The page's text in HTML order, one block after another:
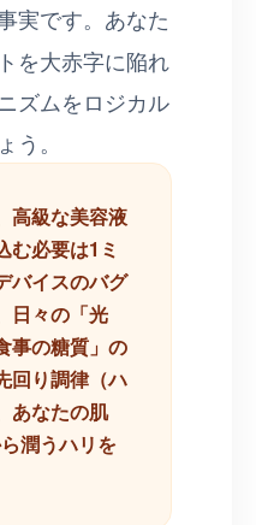
実です。あなた
を大赤字に陥れ
ズムをロジカル
。
高級な美容液
む必要は1ミ
バイスのバグ
日々の「光
事の糖質」の
回り調律（ハ
あなたの肌
潤うハリを